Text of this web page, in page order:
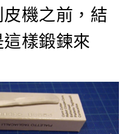
機之前，結
樣鍛鍊來